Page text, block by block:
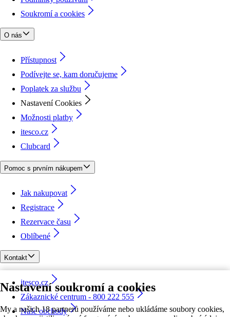
Nastavení soukromí a cookies
My a našich 18 partnerů používáme nebo ukládáme soubory cookies,
Soukromí a cookies
O nás
Přístupnost
Podívejte se, kam doručujeme
Poplatek za službu
Nastavení Cookies
Možnosti platby
itesco.cz
Clubcard
Pomoc s prvním nákupem
Jak nakupovat
Registrace
Rezervace času
Oblíbené
Kontakt
itesco.cz
Zákaznické centrum - 800 222 555
Naše obchody